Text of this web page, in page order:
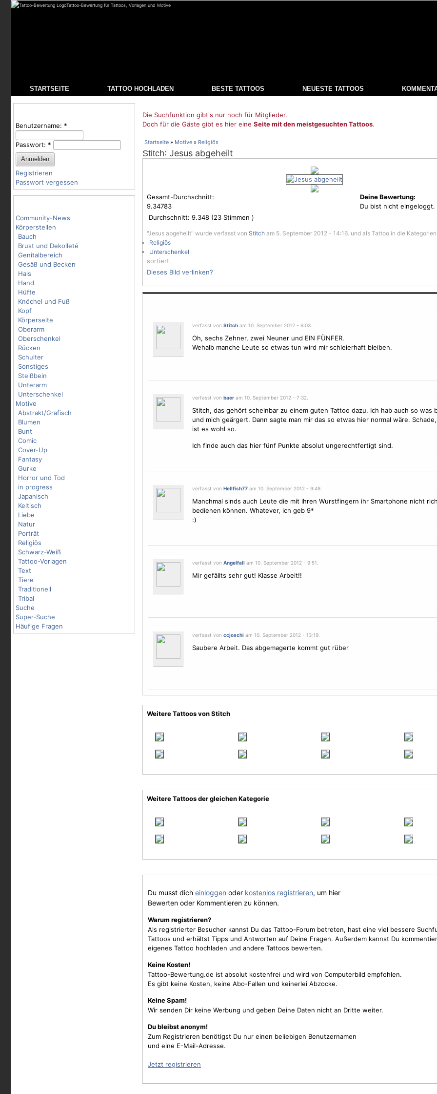
Tattoo-Bewertung für Tattoos, Vorlagen und Motive
STARTSEITE TATTOO HOCHLADEN BESTE TATTOOS NEUESTE TATTOOS
Benutzername: *
Passwort: *
Registrieren
Passwort vergessen
Community-News
Körperstellen
Bauch
Brust und Dekolleté
Genitalbereich
Gesäß und Becken
Hals
Hand
Hüfte
Knöchel und Fuß
Kopf
Körperseite
Oberarm
Oberschenkel
Rücken
Schulter
Sonstiges
Steißbein
Unterarm
Unterschenkel
Motive
Abstrakt/Grafisch
Blumen
Bunt
Comic
Cover-Up
Fantasy
Gurke
Horror und Tod
in progress
Japanisch
Keltisch
Liebe
Natur
Porträt
Religiös
Schwarz-Weiß
Tattoo-Vorlagen
Text
Tiere
Traditionell
Tribal
Suche
Super-Suche
Häufige Fragen
Die Suchfunktion gibt's nur noch für Mitglieder.
Doch für die Gäste gibt es hier eine Seite mit den meistgesuchten Tattoos.
Startseite » Motive » Religiös
Stitch: Jesus abgeheilt
Gesamt-Durchschnitt:
9.34783
Durchschnitt: 9.348 (23 Stimmen )
Deine Bewertung:
Du bist nicht eingeloggt.
"Jesus abgeheilt" wurde verfasst von Stitch am 5. September 2012 - 14:16. und als Tattoo in die Kategorien
Religiös
Unterschenkel
sortiert.
Dieses Bild verlinken?
verfasst von Stitcham 10. September 2012 - 6:03.
Oh, sechs Zehner, zwei Neuner und EIN FÜNFER.
Wehalb manche Leute so etwas tun wird mir schleierhaft bleiben.
verfasst von baeram 10. September 2012 - 7:32.
Stitch, das gehört scheinbar zu einem guten Tattoo dazu. Ich hab auch so was
und mich geärgert. Dann sagte man mir das so etwas hier normal wäre.
ist es wohl so.
Ich finde auch das hier fünf Punkte absolut ungerechtfertigt sind.
verfasst von Hellfish77am 10. September 2012 - 9:49.
Manchmal sinds auch Leute die mit ihren Wurstfingern ihr Smartphone nicht
bedienen können. Whatever, ich geb 9*
:)
verfasst von Angelfall am 10. September 2012 - 9:51.
Mir gefällts sehr gut! Klasse Arbeit!!
verfasst von ccjoschi am 10. September 2012 - 13:19.
Saubere Arbeit. Das abgemagerte kommt gut rüber
Weitere Tattoos von Stitch
Weitere Tattoos der gleichen Kategorie
Du musst dich einloggen oder kostenlos registrieren, um hier
Bewerten oder Kommentieren zu können.
Warum registrieren?
Als registrierter Besucher kannst Du das Tattoo-Forum betreten, hast eine viel bessere
Tattoos und erhältst Tipps und Antworten auf Deine Fragen. Außerdem kannst Du
eigenes Tattoo hochladen und andere Tattoos bewerten.
Keine Kosten!
Tattoo-Bewertung.de ist absolut kostenfrei und wird von Computerbild empfohlen.
Es gibt keine Kosten, keine Abo-Fallen und keinerlei Abzocke.
Keine Spam!
Wir senden Dir keine Werbung und geben Deine Daten nicht an Dritte weiter.
Du bleibst anonym!
Zum Registrieren benötigst Du nur einen beliebigen Benutzernamen
und eine E-Mail-Adresse.
Jetzt registrieren